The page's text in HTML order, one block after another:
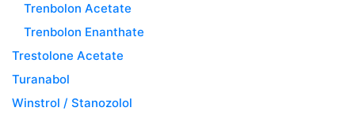
Trenbolon Acetate
Trenbolon Enanthate
Trestolone Acetate
Turanabol
Winstrol / Stanozolol